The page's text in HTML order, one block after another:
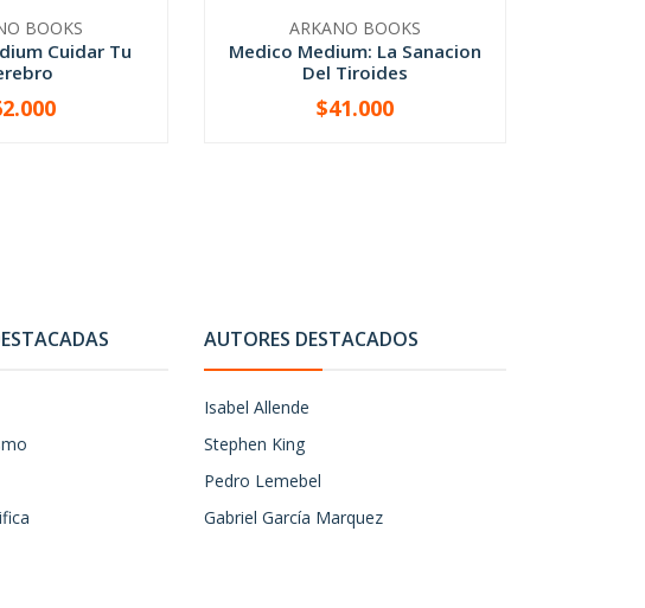
BOOKS
Cuidar Tu
+
ARKANO BOOKS
Medico Medium: La Sanacion
Del Tiroides
+
$41.000
AUTORES DESTACADOS
Isabel Allende
Stephen King
Pedro Lemebel
Gabriel García Marquez